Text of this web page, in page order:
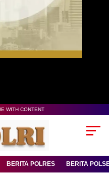
WITH CONTENT
BERITA POLRES BERITA